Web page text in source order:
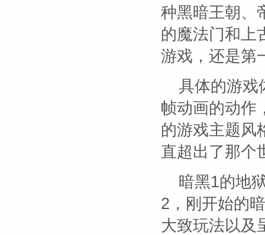
种黑暗王朝、
的魔法门和上
游戏，还是第
具体的游戏
帧动画的动作
的游戏主题风
直超出了那个
暗黑1的地
2，刚开始的
大致玩法以及